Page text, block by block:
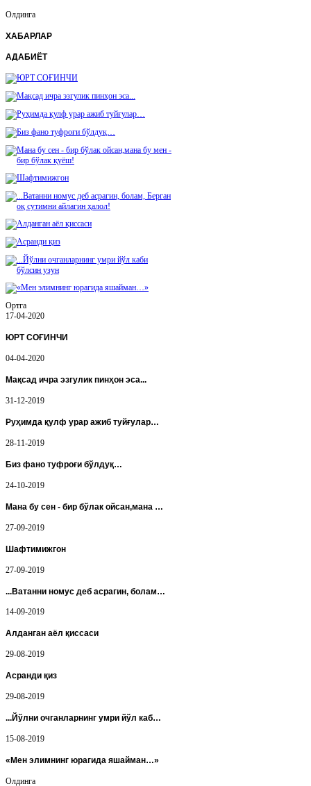
Олдинга
ХАБАРЛАР
АДАБИЁТ
Ортга
17-04-2020
ЮРТ СОҒИНЧИ
04-04-2020
Мақсад ичра эзгулик пинҳон эса...
31-12-2019
Руҳимда қулф урар ажиб туйғулар…
28-11-2019
Биз фано туфроғи бўлдуқ…
24-10-2019
Мана бу сен - бир бўлак ойсан,мана …
27-09-2019
Шафтимижгон
27-09-2019
...Ватанни номус деб асрагин, болам…
14-09-2019
Алданган аёл қиссаси
29-08-2019
Асранди қиз
29-08-2019
...Йўлни очганларнинг умри йўл каб…
15-08-2019
«Мен элимнинг юрагида яшайман…»
Олдинга